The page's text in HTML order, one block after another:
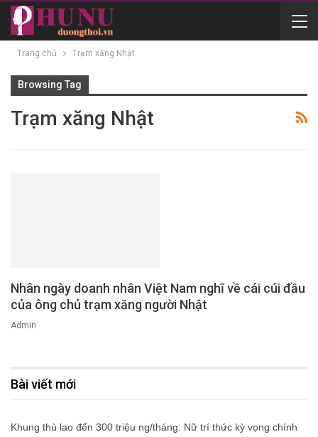
Trang chủ Trạm xăng Nhật
Browsing Tag
Trạm xăng Nhật
Nhân ngày doanh nhân Việt Nam nghĩ về cái cúi đầu
của ông chủ trạm xăng người Nhật
Admin
Bài viết mới
Khung thù lao đến 300 triệu ng/tháng: Nữ trí thức kỳ vọng chính